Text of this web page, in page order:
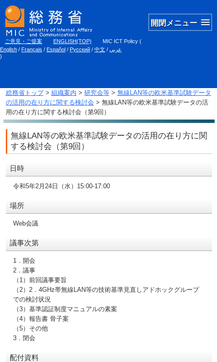
開閉メニュー
ご意見・ご提案 ENGLISH(TOP) MIC ICT Policy (
English / Français / Español / Русский / 中文 / عربي
)
総務省トップ> 組織案内 > 研究会等> 無線LAN等の欧米基準試験データ
の活用の在り方に関する検討会 > 無線LAN等の欧米基準試験データの活
用の在り方に関する検討会（第9回）
無線LAN等の欧米基準試験データの活用の在り方に関
する検討会（第9回）
日時
令和5年2月24日（水）15:00-17:00
場所
Web会議
議事次第
1．開会
2．議事
（1）前回議事要旨
（2）2．4GHz帯無線LAN等の技術基準見直しアドホックグループ
での検討状況
（3）基準認証制度マニュアルの素案
（4）報告書 骨子案
（5）その他
3．閉会
配付資料